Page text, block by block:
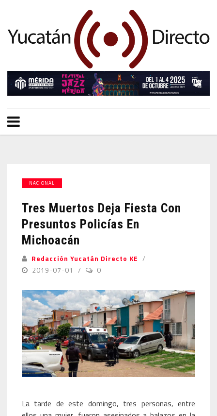
NACIONAL
Tres Muertos Deja Fiesta Con
Presuntos Policías En
Michoacán
Redacción Yucatán Directo KE
2019-07-01
0
La tarde de este domingo, tres personas, entre